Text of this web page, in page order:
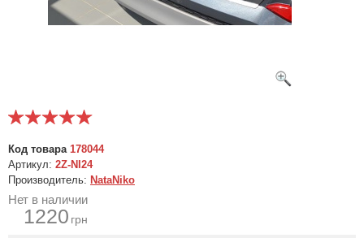
Код товара 178044
Артикул: 2Z-NI24
Производитель: NataNiko
Нет в наличии
1220 грн